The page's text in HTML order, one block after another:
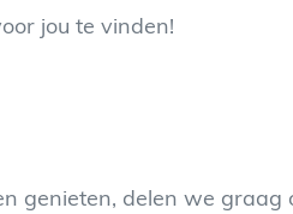
jou te vinden!
genieten, delen we